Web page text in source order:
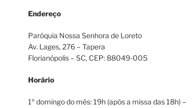
Endereço
Paróquia Nossa Senhora de Loreto
Av. Lages, 276 – Tapera
Florianópolis – SC, CEP: 88049-005
Horário
1º domingo do mês: 19h (após a missa das 18h) –